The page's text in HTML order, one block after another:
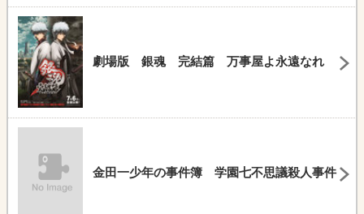
劇場版 銀魂 完結篇 万事屋よ永遠なれ
金田一少年の事件簿 学園七不思議殺人事件